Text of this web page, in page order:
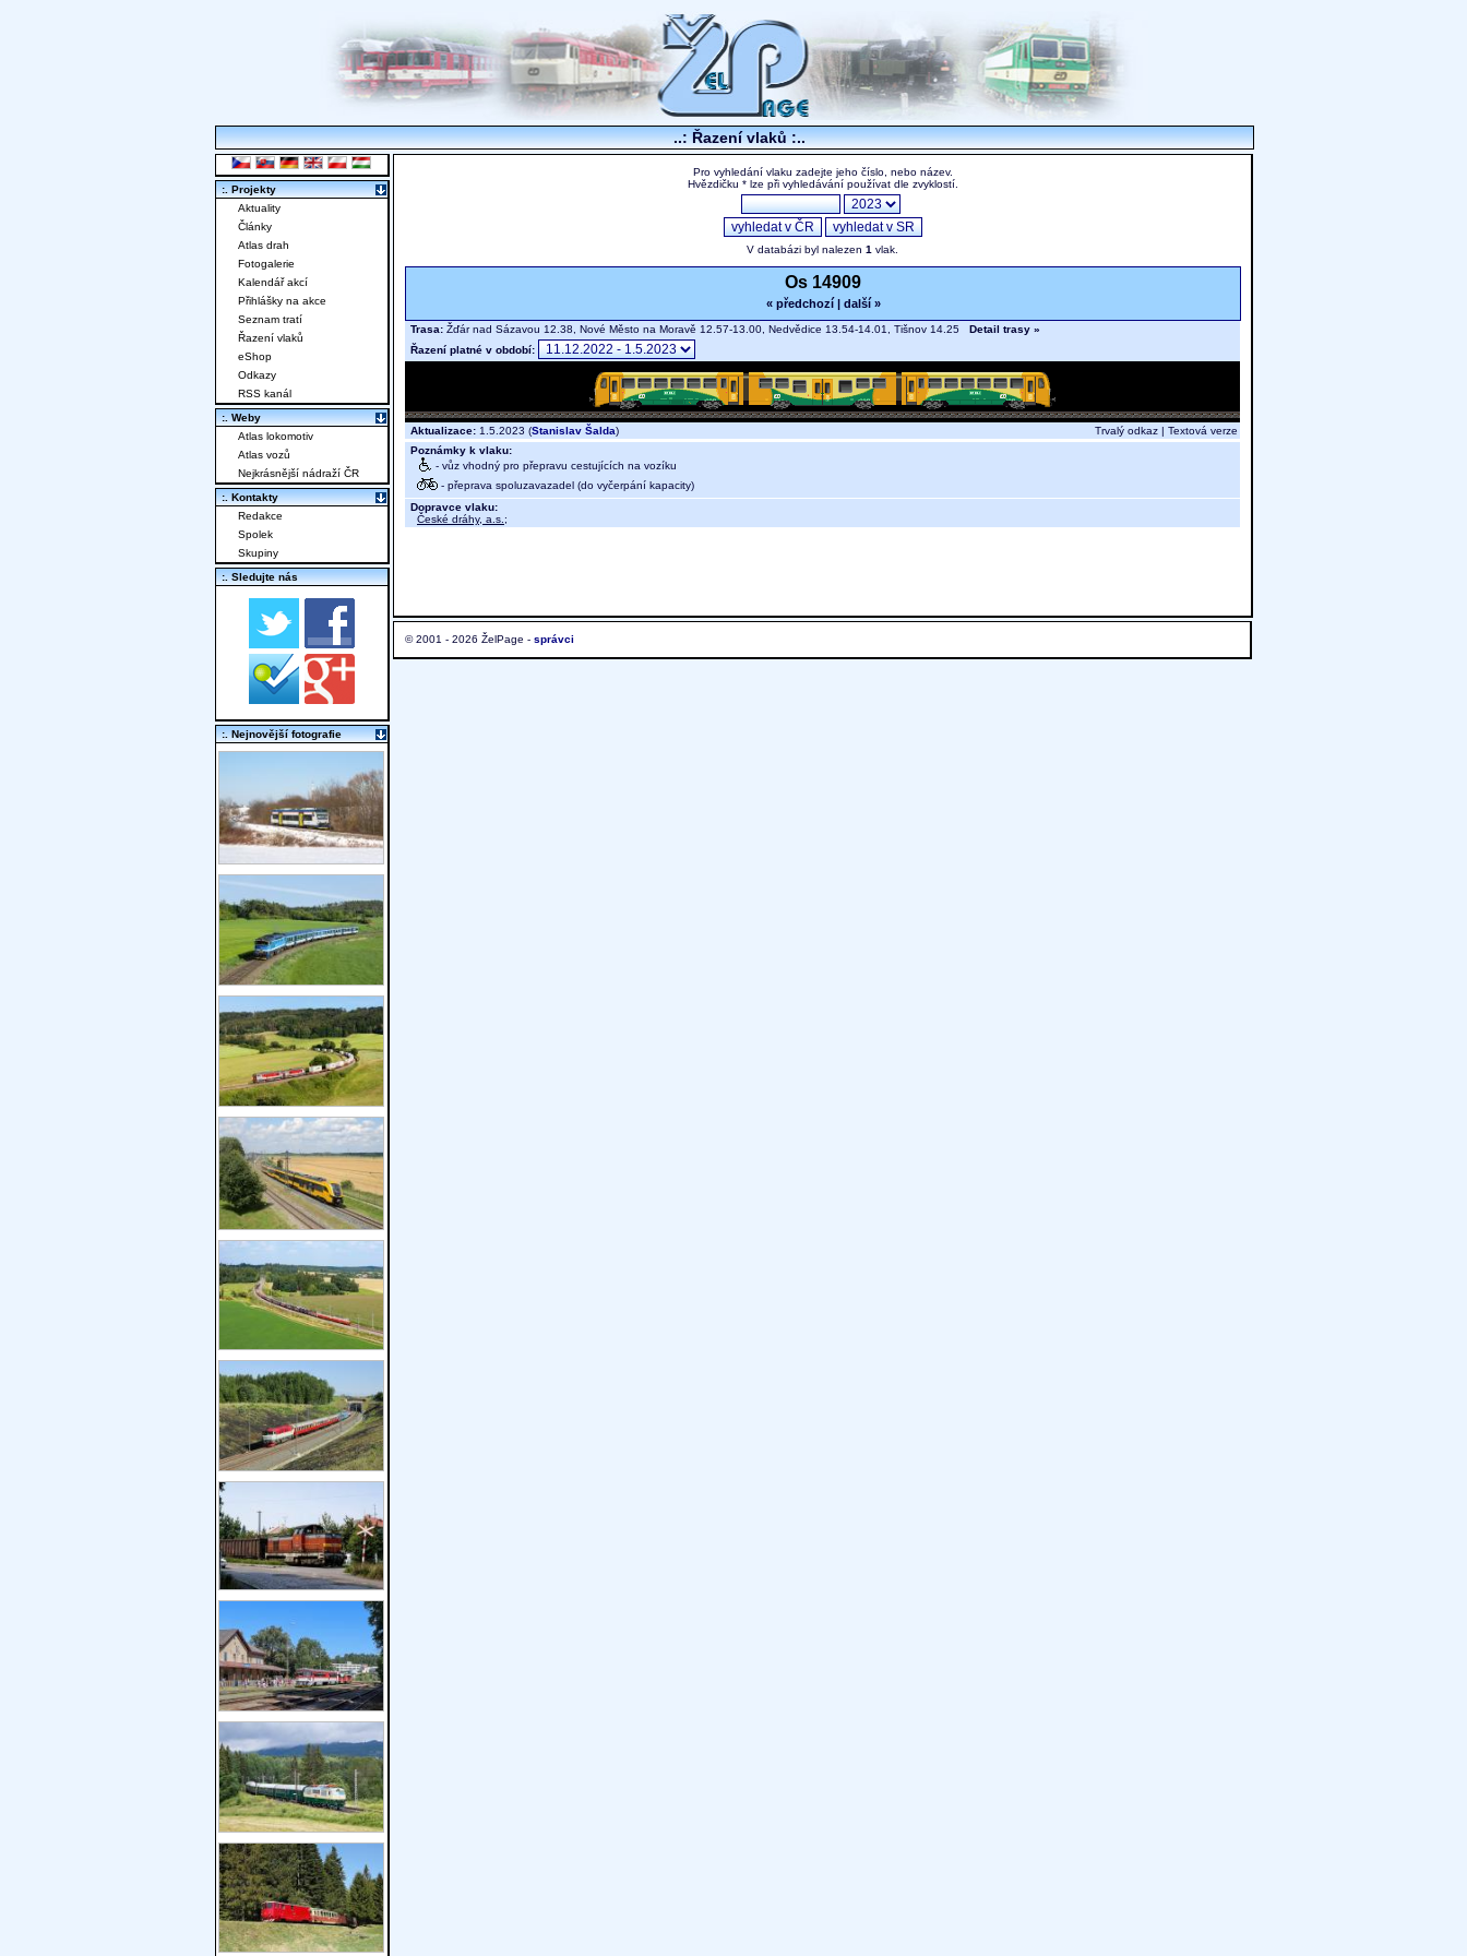
..: Řazení vlaků :..
Pro vyhledání vlaku zadejte jeho číslo, nebo název.
Hvězdičku * lze při vyhledávání používat dle zvyklostí.
V databázi byl nalezen 1 vlak.
Os 14909
« předchozí| další »
Trasa: Žďár nad Sázavou 12.38, Nové Město na Moravě 12.57-13.00, Nedvědice 13.54-14.01, Tišnov 14.25 Detail trasy »
Řazení platné v období:
Aktualizace: 1.5.2023 (Stanislav Šalda) Trvalý odkaz | Textová verze
Poznámky k vlaku:
- vůz vhodný pro přepravu cestujících na vozíku
- přeprava spoluzavazadel (do vyčerpání kapacity)
Dopravce vlaku:
České dráhy, a.s. ;
© 2001 - 2026 ŽelPage - správci
:. Projekty
Aktuality
Články
Atlas drah
Fotogalerie
Kalendář akcí
Přihlášky na akce
Seznam tratí
Řazení vlaků
eShop
Odkazy
RSS kanál
:. Weby
Atlas lokomotiv
Atlas vozů
Nejkrásnější nádraží ČR
:. Kontakty
Redakce
Spolek
Skupiny
:. Sledujte nás
:. Nejnovější fotografie